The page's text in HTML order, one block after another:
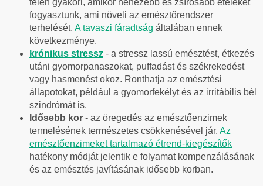
télen gyakori, amikor nehezebb és zsírosabb ételeket
fogyasztunk, ami növeli az emésztőrendszer
terhelését. A tavaszi fáradtság általában ennek
következménye.
krónikus stressz - a stressz lassú emésztést, étkezés
utáni gyomorpanaszokat, puffadást és székrekedést
vagy hasmenést okoz. Ronthatja az emésztési
állapotokat, például a gyomorfekélyt és az irritábilis bél
szindrómát is.
Idősebb kor - az öregedés az emésztőenzimek
termelésének természetes csökkenésével jár. Az
emésztőenzimeket tartalmazó étrend-kiegészítők
hatékony módját jelentik e folyamat kompenzálásának
és az emésztés javításának idősebb korban.